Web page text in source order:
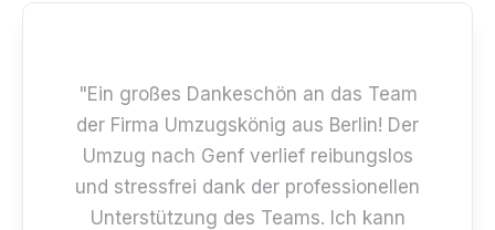
"Ein großes Dankeschön an das Team
der Firma Umzugskönig aus Berlin! Der
Umzug nach Genf verlief reibungslos
und stressfrei dank der professionellen
Unterstützung des Teams. Ich kann